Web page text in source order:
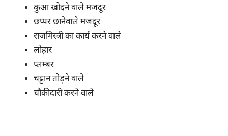
कुआ खोदने वाले मजदूर
छप्पर छानेवाले मजदूर
राजमिस्त्री का कार्य करने वाले
लोहार
प्लम्बर
चट्टान तोड़ने वाले
चौकीदारी करने वाले